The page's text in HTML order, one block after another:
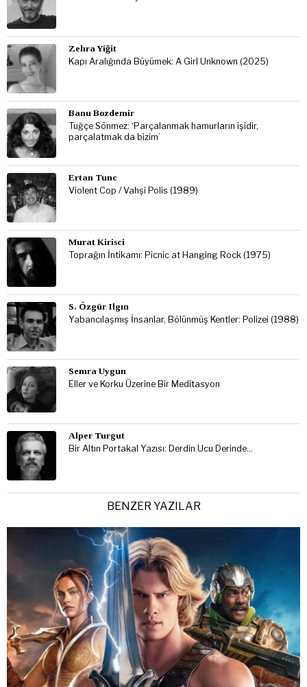
Zehra Yiğit
Kapı Aralığında Büyümek: A Girl Unknown (2025)
Banu Bozdemir
Tuğçe Sönmez: ‘Parçalanmak hamurların işidir,
parçalatmak da bizim’
Ertan Tunc
Violent Cop / Vahşi Polis (1989)
Murat Kirisci
Toprağın İntikamı: Picnic at Hanging Rock (1975)
S. Özgür Ilgın
Yabancılaşmış İnsanlar, Bölünmüş Kentler: Polizei (1988)
Semra Uygun
Eller ve Korku Üzerine Bir Meditasyon
Alper Turgut
Bir Altın Portakal Yazısı: Derdin Ucu Derinde…
BENZER YAZILAR